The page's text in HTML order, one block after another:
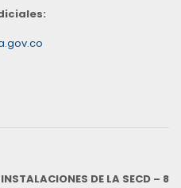
DE LA SECD – 8